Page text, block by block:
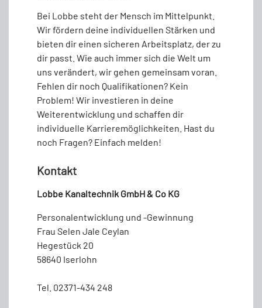
Bei Lobbe steht der Mensch im Mittelpunkt.
Wir fördern deine individuellen Stärken und
bieten dir einen sicheren Arbeitsplatz, der zu
dir passt. Wie auch immer sich die Welt um
uns verändert, wir gehen gemeinsam voran.
Fehlen dir noch Qualifikationen? Kein
Problem! Wir investieren in deine
Weiterentwicklung und schaffen dir
individuelle Karrieremöglichkeiten. Hast du
noch Fragen? Einfach melden!
Kontakt
Lobbe Kanaltechnik GmbH & Co KG
Personalentwicklung und -Gewinnung
Frau Selen Jale Ceylan
Hegestück 20
58640 Iserlohn
Tel. 02371-434 248